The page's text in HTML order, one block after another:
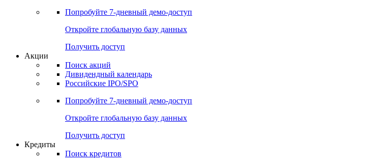
Попробуйте 7-дневный демо-доступ
Откройте глобальную базу данных
Получить доступ
Акции
Поиск акций
Дивидендный календарь
Российские IPO/SPO
Попробуйте 7-дневный демо-доступ
Откройте глобальную базу данных
Получить доступ
Кредиты
Поиск кредитов